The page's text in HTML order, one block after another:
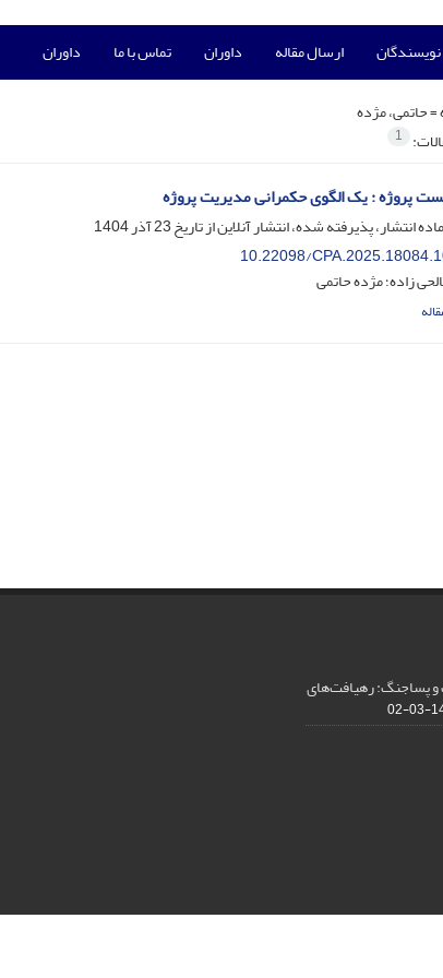
ارسال مقاله داوران تماس با ما داوران
=حاتمی، مژده
1
پروژه : یک الگوی حکمرانی مدیریت پروژه
انتشار، پذیرفته شده، انتشار آنلاین از تاریخ23 آذر 1404
10.22098/
زاده؛ مژده حاتمی
و پساجنگ: رهیافت‌های